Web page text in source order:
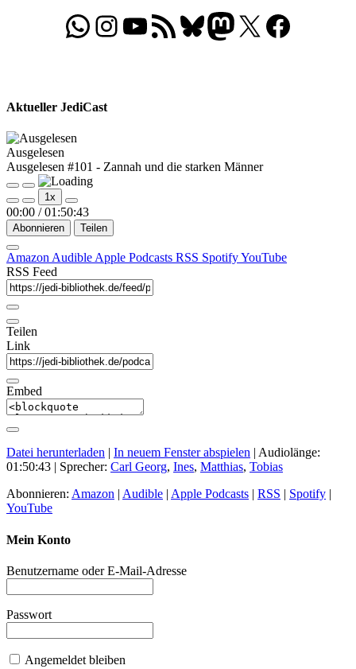
WhatsApp
Folgt uns auf Instagram
Besucht unseren YouTube-Kanal
RSS-FeedBluesky
Folgt uns auf Mastodon
X Folgt uns auf
Aktueller JediCast
Ausgelesen
Ausgelesen #101 - Zannah und die starken Männer
Play
Episode
Pause
Episode
1x
00:00 / 01:50:43
Abonnieren Teilen
Amazon Audible Apple Podcasts RSS SpotifyYouTube
RSS Feed
Teilen
Link
Embed
Datei herunterladen | In neuem Fenster abspielen | Audiolänge:
01:50:43 | Sprecher: Carl Georg, Ines, Matthias, Tobias
Abonnieren: Amazon | Audible | Apple Podcasts | RSS | Spotify |
YouTube
Mein Konto
Benutzername oder E-Mail-Adresse
Passwort
Angemeldet bleiben